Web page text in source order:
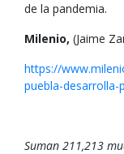
de la pandemia.
Milenio, (Jaime
https://
puebla-desarrolla-
Suman 211,213